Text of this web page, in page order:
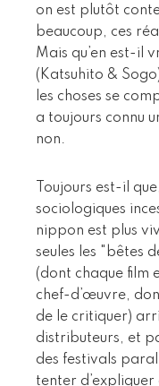
on est plutôt
beaucoup, ces
Mais qu’en est-il
(Katsuhito &
les choses se
a toujours connu
non.
Toujours est-il
sociologiques
nippon est plus
seules les "bêtes
(dont chaque film
chef-d’œuvre,
de le critiquer)
distributeurs, et
des festivals
tenter